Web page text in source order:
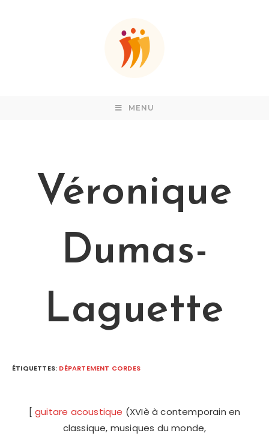
MENU
Véronique
Dumas-
Laguette
ÉTIQUETTES: DÉPARTEMENT CORDES
[ guitare acoustique (XVIè à contemporain en
classique, musiques du monde,